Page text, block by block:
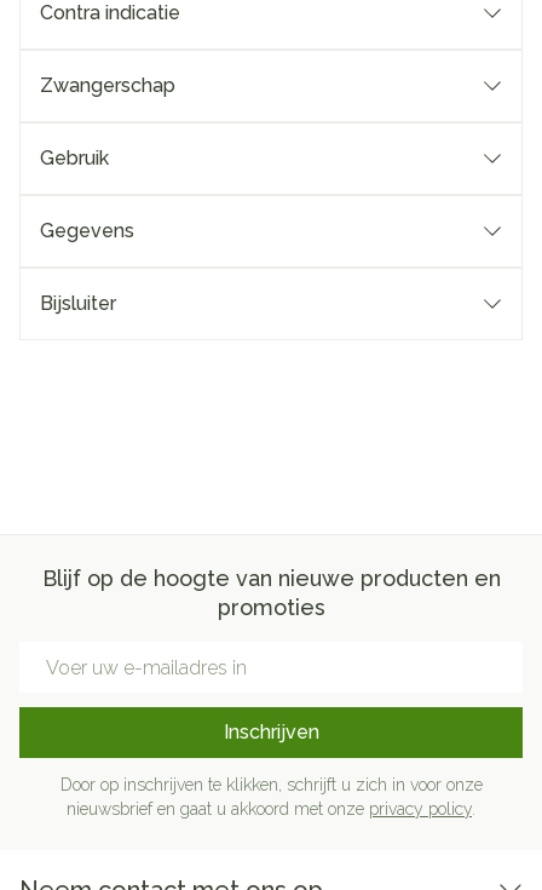
Contra indicatie
Zwangerschap
Gebruik
Gegevens
Bijsluiter
Blijf op de hoogte van nieuwe producten en
promoties
Inschrijven
Door op inschrijven te klikken, schrijft u zich in voor onze
nieuwsbrief en gaat u akkoord met onze privacy policy